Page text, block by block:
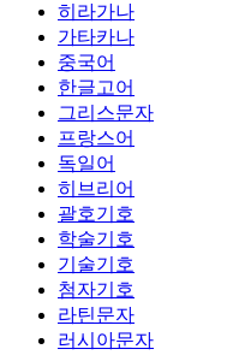
히라가나
가타카나
중국어
한글고어
그리스문자
프랑스어
독일어
히브리어
괄호기호
학술기호
기술기호
첨자기호
라틴문자
러시아문자